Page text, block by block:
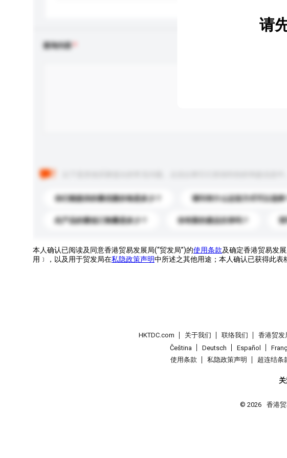
查询内容
你们能提供的最优惠价格是多少？ 请问有什么运送方式可以选择
此产品的最低订购量是多少？ 你有新的產品目录吗？
请
本人确认已阅读及同意香港贸易发展局(“贸发局”)的使用条款及确定香港贸易发
用﹞，以及用于贸发局在私隐政策声明中所述之其他用途；本人确认已获得此表
HKTDC.com 关于我们 联络我们 香港贸发
Čeština
Deutsch Español
使用条款
私隐政策声明 超连结条
© 2026 香港